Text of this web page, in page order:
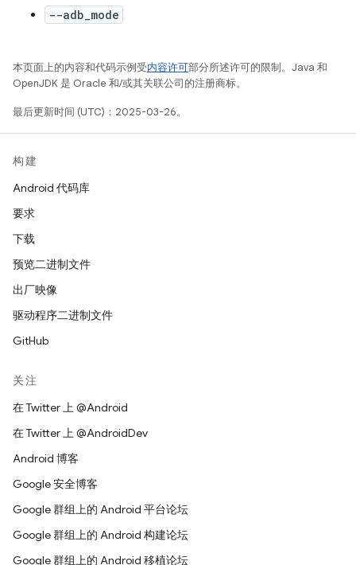
--adb_mode
本页面上的内容和代码示例受内容许可部分所述许可的限制。Java 和
OpenJDK 是 Oracle 和/或其关联公司的注册商标。
最后更新时间 (UTC)：2025-03-26。
构建
Android 代码库
要求
下载
预览二进制文件
出厂映像
驱动程序二进制文件
GitHub
关注
在 Twitter 上 @Android
在 Twitter 上 @AndroidDev
Android 博客
Google 安全博客
Google 群组上的 Android 平台论坛
Google 群组上的 Android 构建论坛
Google 群组上的 Android 移植论坛